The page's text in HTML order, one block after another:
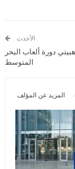
الأحدث
دورة ألعاب البحر
المتوسط
المزيد عن المؤلف